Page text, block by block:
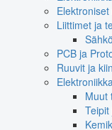
Liittimet ja
PCB ja
Ruuvit ja
Muut